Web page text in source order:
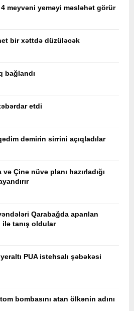
meyvəni yeməyi məsləhət görür
bir xəttdə düzüləcək
bağlandı
etdi
dəmirin sirrini açıqladılar
Çinə nüvə planı hazırladığı
Qarabağda aparılan
tanış oldular
PUA istehsalı şəbəkəsi
bombasını atan ölkənin adını